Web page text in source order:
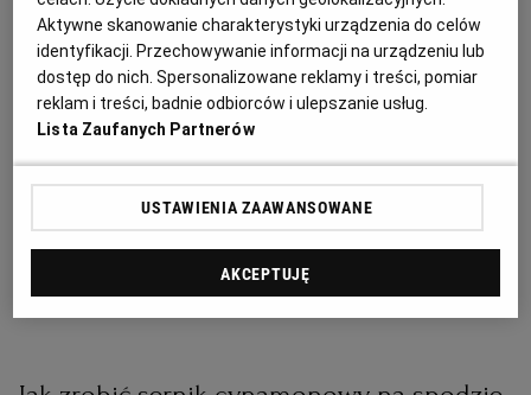
OLSZTYN
OPOLE
PŁOCK
POZNAŃ
DZIECKO
ZDROWIE
POGODA
PODRÓŻE
Na polewę:
2 łyżki masła
garść orzechów, np. pekan
Aktywne skanowanie charakterystyki urządzenia do celów
identyfikacji. Przechowywanie informacji na urządzeniu lub
dostęp do nich. Spersonalizowane reklamy i treści, pomiar
reklam i treści, badnie odbiorców i ulepszanie usług.
Lista Zaufanych Partnerów
USTAWIENIA ZAAWANSOWANE
AKCEPTUJĘ